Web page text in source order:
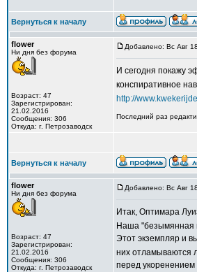
Вернуться к началу
flower
Ни дня без форума
Возраст: 47
Зарегистрирован:
21.02.2016
Сообщения: 306
Откуда: г. Петрозаводск
Добавлено: Вс Авг
И сегодня покажу
конспиративное
http://
Последний раз
Вернуться к началу
flower
Ни дня без форума
Возраст: 47
Зарегистрирован:
21.02.2016
Сообщения: 306
Откуда: г. Петрозаводск
Добавлено: Вс Авг
Итак, Оптимара
Наша "безымянная
Этот экземпляр и
них отламываются
перед укоренением